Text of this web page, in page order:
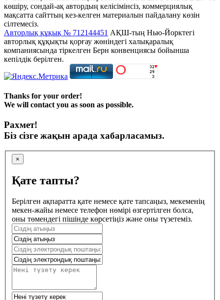
көшіру, сондай-ақ автордың келісімінсіз, коммерциялық
мақсатта сайттың кез-келген материалын пайдалану көзін
сілтемесіз.
Авторлық құқық № 712144451 АҚШ-тың Нью-Йорктегі
авторлық құқықты қорғау жөніндегі халықаралық
компаниясында тіркелген Берн конвенциясы бойынша
кепілдік берілген.
Thanks for your order!
We will contact you as soon as possible.
Рахмет!
Біз сізге жақын арада хабарласамыз.
×
Қате тапты?
Берілген ақпаратта қате немесе қате тапсаңыз, мекеменің
мекен-жайы немесе телефон нөмірі өзгертілген болса,
оны төмендегі пішінде көрсетіңіз және оны түзетеміз.